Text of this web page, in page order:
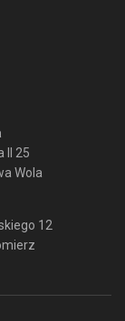
II 25
Wola
12